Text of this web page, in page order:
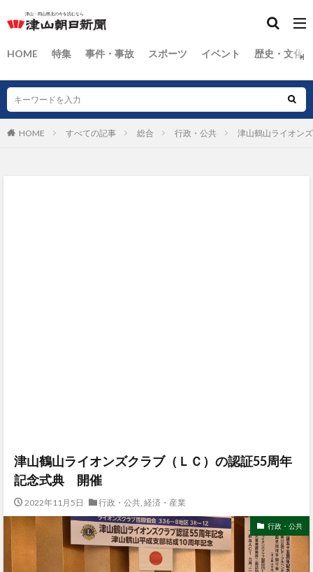
HOME 特集 事件・事故 スポーツ イベント 歴史・文化
HOME すべての記事 総合 行政・公共 津山鶴山ライオン
津山鶴山ライオンズクラブ（ＬＣ）の認証55周年
記念式典 開催
2022年11月5日 行政・公共, 経済・産業
行政・公共